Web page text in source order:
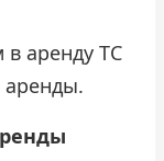
в аренду ТС
аренды.